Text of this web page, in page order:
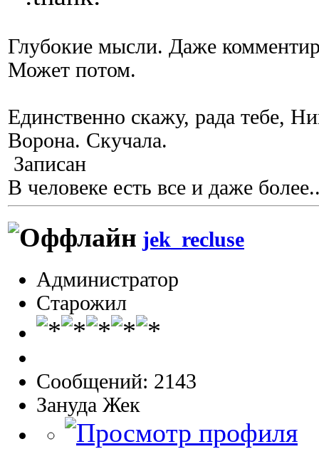
Глубокие мысли. Даже
Может потом.
Единственно скажу, рада тебе,
Ворона. Скучала.
Записан
В человеке есть все и даже
jek_recluse
Администратор
Старожил
Сообщений: 2143
Зануда Жек